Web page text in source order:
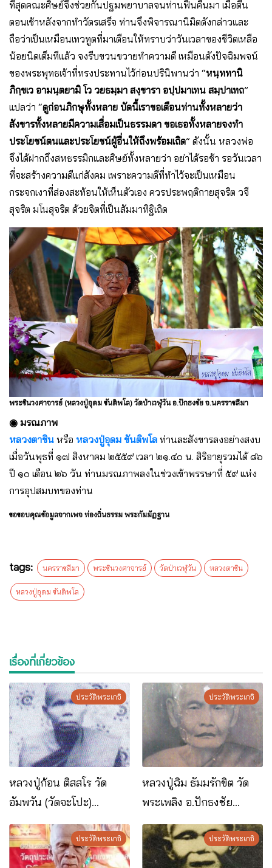
ที่สุดคณะศิษย์จึงช่วยกันปฐมพยาบาลจนท่านฟื้นคืนมา เมื่อตื่น
ตอนเช้าหลังจากทำวัตรเสร็จ ท่านจึงพิจารณานิมิตดังกล่าวและ
ถือว่าเป็นเหมือนเทวทูตที่มาเตือนให้ทราบว่าวันเวลาของชีวิตเหลือ
น้อยนิดเต็มทีแล้ว จงรีบขวนขวายทำความดี เหมือนดังปัจฉิมพจน์
ของพระพุทธเจ้าที่ทรงประทานไว้ก่อนปรินิพานว่า “หนฺททานิ
ภิกฺขเว อามนฺตยามิ โว วยธมฺมา สงฺขารา อปฺปมาเทน สมฺปาเทถ”
แปลว่า “ดูก่อนภิกษุทั้งหลาย บัดนี้เราขอเตือนท่านทั้งหลายว่า
สังขารทั้งหลายมีความเสื่อมเป็นธรรมดา ขอเธอทั้งหลายจงทำ
ประโยชน์ตนและประโยชน์ผู้อื่นให้ถึงพร้อมเถิด” ดังนั้น หลวงพ่อ
จึงได้ฝากถึงสหธรรมิกและศิษย์ทั้งหลายว่า อย่าได้รอช้า รอวันเวลา
ที่จะสร้างความดีแก่สังคม เพราะความดีที่ทำไว้จะเป็นเหมือน
กระจกเงาที่ส่องสะท้อนให้เห็นตัวเอง ควรประพฤติกายสุจริต วจี
สุจริต มโนสุจริต ด้วยจิตที่เป็นสัมมาทิฐิเถิด
พระชินวงศาจารย์ (หลวงปู่อุดม ขันติพโล) วัดป่าเวฬุวัน อ.ปักธงชัย จ.นครราชสีมา
◉ มรณภาพ
หลวงตาชิน หรือ หลวงปู่อุดม ขันติพโล ท่านละสังขารลงอย่างสงบ
เมื่อวันพุธที่ ๑๗ สิงหาคม ๒๕๕๙ เวลา ๒๑.๔๐ น. สิริอายุรวมได้ ๘๖
ปี ๑๐ เดือน ๒๖ วัน ท่านมรณภาพลงในช่วงเข้าพรรษาที่ ๕๙ แห่ง
การอุปสมบทของท่าน
ขอขอบคุณข้อมูลจากเพจ ท่องถิ่นธรรม พระกัมมัฏฐาน
tags: นครราชสีมา พระชินวงศาจารย์ วัดป่าเวฬุวัน หลวงตาชิน
หลวงปู่อุดม ขันติพโล
เรื่องที่เกี่ยวข้อง
ประวัติพระเกจิ
หลวงปู่ก้อน ติสสโร วัด
อัมพวัน (วัดจะโปะ)
อ.ปักธงชัย จ.นครราชสีมา
ประวัติพระเกจิ
หลวงปู่ฉิม ธัมมรักขิต วัด
พระเพลิง อ.ปักธงชัย
จ.นครราชสีมา
ประวัติพระเกจิ ประวัติพระเกจิ